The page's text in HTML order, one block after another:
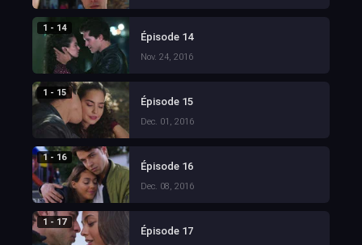
1 - 14
Épisode 14
Nov. 24, 2016
1 - 15
Épisode 15
Dec. 01, 2016
1 - 16
Épisode 16
Dec. 08, 2016
1 - 17
Épisode 17